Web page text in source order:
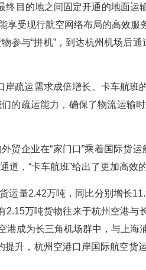
终目的地之间固定开通的地面运
享受现行航空网络布局的高效服
与“拼机”，到达杭州机场后通
疏运需求成倍增长。卡车航班
的疏运能力，确保了物流运输时
企业在“家门口”乘着国际货运
，“卡车航班”给出了更加高效的
运量2.42万吨，同比分别增长
2.15万吨货物往来于杭州空港与
成为长三角机场群中，与上海
提升，杭州空港口岸国际航空货